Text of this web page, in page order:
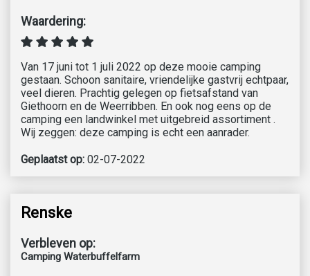
Waardering:
Van 17 juni tot 1 juli 2022 op deze mooie camping
gestaan. Schoon sanitaire, vriendelijke gastvrij echtpaar,
veel dieren. Prachtig gelegen op fietsafstand van
Giethoorn en de Weerribben. En ook nog eens op de
camping een landwinkel met uitgebreid assortiment .
Wij zeggen: deze camping is echt een aanrader.
Geplaatst op: 02-07-2022
Renske
Verbleven op:
Camping Waterbuffelfarm